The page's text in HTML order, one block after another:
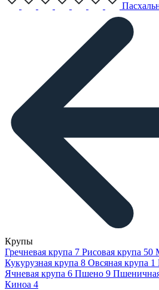
Крупы
Гречневая крупа 7 Рисовая крупа 50
Кукурузная крупа 8 Овсяная крупа 1
Ячневая крупа 6 Пшено 9
Киноа 4